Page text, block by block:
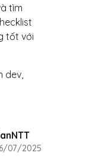
tìm
tốt với
dev,
07/2025